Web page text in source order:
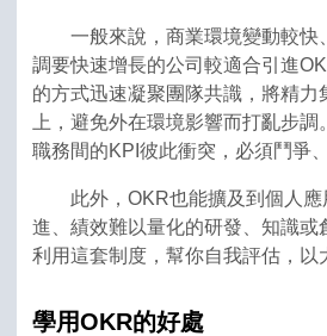
一般來說，商業環境變動較快
調要快速增長的公司較適合引進
的方式迅速凝聚團隊共識，將精力
上，避免外在環境影響而打亂步
職務間的KPI彼此衝突，必須鬥爭
此外，OKR也能擴及到個人應
進、績效難以量化的研發、知識或
利用這套制度，幫你自我評估，以
學用OKR的好處